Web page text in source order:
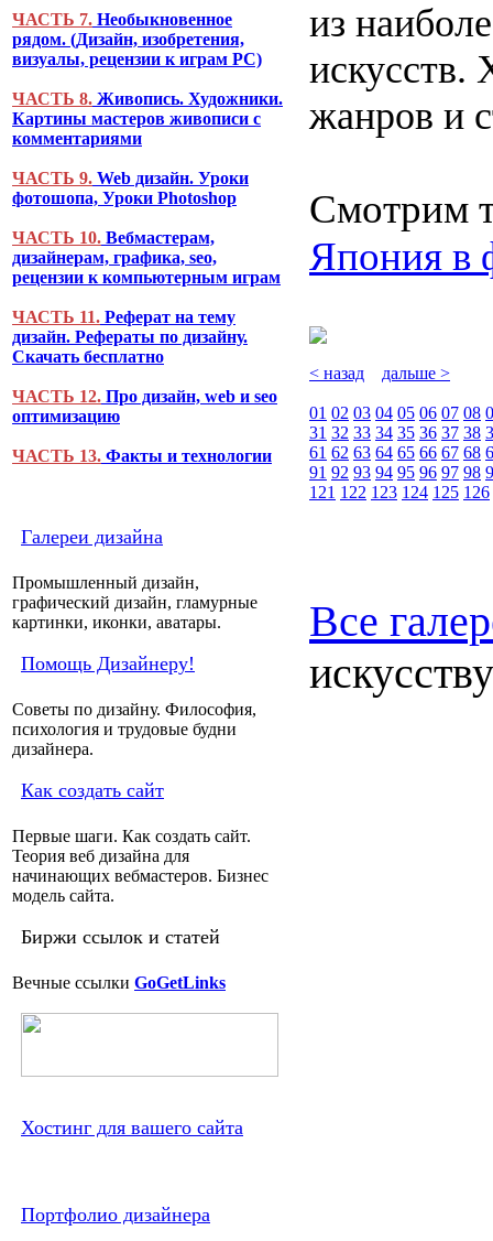
ЧАСТЬ 7. Необыкновенное
рядом. (Дизайн, изобретения,
визуалы, рецензии к играм PC)
ЧАСТЬ 8. Живопись. Художники.
Картины мастеров живописи с
комментариями
ЧАСТЬ 9. Web дизайн. Уроки
фотошопа, Уроки Photoshop
ЧАСТЬ 10. Вебмастерам,
дизайнерам, графика, seo,
рецензии к компьютерным играм
ЧАСТЬ 11. Реферат на тему
дизайн. Рефераты по дизайну.
Скачать бесплатно
ЧАСТЬ 12. Про дизайн, web и seo
оптимизацию
ЧАСТЬ 13. Факты и технологии
Галереи дизайна
Промышленный дизайн,
графический дизайн, гламурные
картинки, иконки, аватары.
Помощь Дизайнеру!
Советы по дизайну. Философия,
психология и трудовые будни
дизайнера.
Как создать сайт
Первые шаги. Как создать сайт.
Теория веб дизайна для
начинающих вебмастеров. Бизнес
модель сайта.
Биржи ссылок и статей
Вечные ссылки GoGetLinks
Хостинг для вашего сайта
Портфолио дизайнера
из
искусств.
жанров и
Смотрим
Япония в
< назад дальше >
01 02 03 04 05 06 07 08
31 32 33 34 35 36 37 38
61 62 63 64 65 66 67 68
91 92 93 94 95 96 97 98
121 122 123 124 125 126
Все